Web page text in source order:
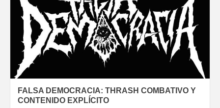
FALSA DEMOCRACIA: THRASH COMBATIVO Y
CONTENIDO EXPLÍCITO